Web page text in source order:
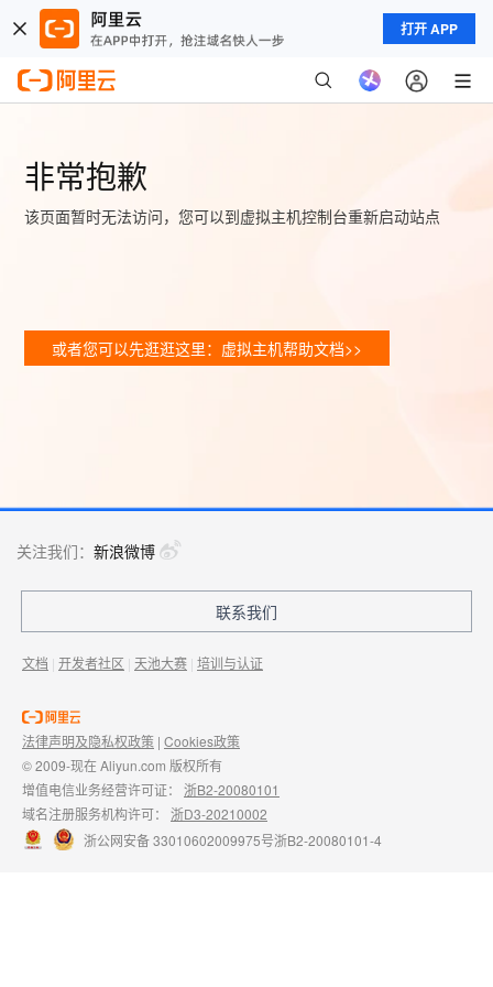
打开 APP
非常抱歉
该页面暂时无法访问，您可以到虚拟主机控制台重新启动站点
或者您可以先逛逛这里：虚拟主机帮助文档>>